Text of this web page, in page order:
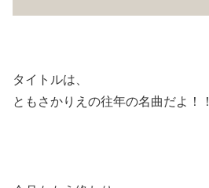
タイトルは、
ともさかりえの往年の名曲だよ！！